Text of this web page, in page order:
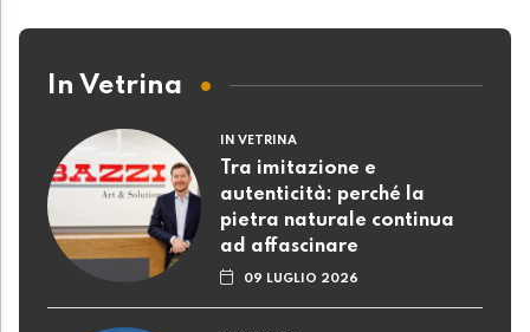
In Vetrina
IN VETRINA
Tra imitazione e
autenticità: perché la
pietra naturale continua
ad affascinare
09 LUGLIO 2026